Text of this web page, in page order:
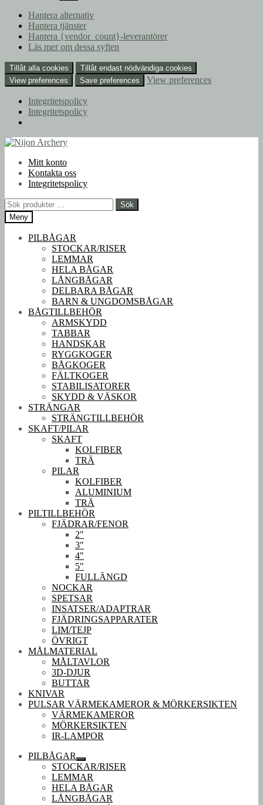
Hantera alternativ
Hantera tjänster
Hantera {vendor_count}-leverantörer
Läs mer om dessa syften
Tillåt alla cookies
Tillåt endast nödvändiga cookies
View preferences
Save preferences View preferences
Integritetspolicy
Integritetspolicy
Hoppa
navigering
Hoppa
innehållMitt konto
Kontakta oss
Integritetspolicy
Sök
efter:
Sök
Meny
PILBÅGAR
STOCKAR/RISER
LEMMAR
HELA BÅGAR
LÅNGBÅGAR
DELBARA BÅGAR
BARN & UNGDOMSBÅGAR
BÅGTILLBEHÖR
ARMSKYDD
TABBAR
HANDSKAR
RYGGKOGER
BÅGKOGER
FÄLTKOGER
STABILISATORER
SKYDD & VÄSKOR
STRÄNGAR
STRÄNGTILLBEHÖR
SKAFT/PILAR
SKAFT
KOLFIBER
TRÄ
PILAR
KOLFIBER
ALUMINIUM
TRÄ
PILTILLBEHÖR
FJÄDRAR/FENOR
2″
3″
4″
5″
FULLÄNGD
NOCKAR
SPETSAR
INSATSER/ADAPTRAR
FJÄDRINGSAPPARATER
LIM/TEJP
ÖVRIGT
MÅLMATERIAL
MÅLTAVLOR
3D-DJUR
BUTTAR
KNIVAR
PULSAR VÄRMEKAMEROR & MÖRKERSIKTEN
VÄRMEKAMEROR
MÖRKERSIKTEN
IR-LAMPOR
PILBÅGAR
Expandera
undermeny
STOCKAR/RISER
LEMMAR
HELA BÅGAR
LÅNGBÅGAR